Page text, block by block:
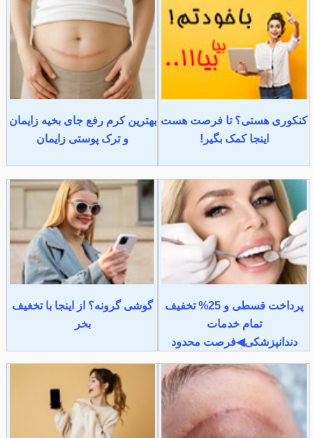
کنکوری هستی؟ تا فرصت هست
اینجا کمک بگیر!
بهترین کرم رفع جای بخیه زایمان
و ترک پوستی زایمان
پرداخت قسطی و 25% تخفیف
تمام خدمات
دندانپزشکی◀فرصت محدود
گوشی گرونه؟ از اینجا با تخغیف
بخر